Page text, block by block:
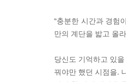
“충분한 시간과 경험
만의 계단을 밟고 올
당신도 기억하고 있
꿔야만 했던 시점을.